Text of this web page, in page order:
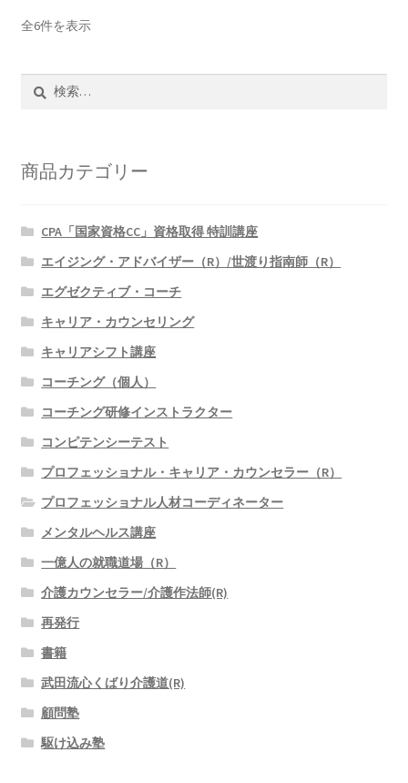
全6件を表示
商品カテゴリー
CPA「国家資格CC」資格取得 特訓講座
エイジング・アドバイザー（R）/世渡り指南師（R）
エグゼクティブ・コーチ
キャリア・カウンセリング
キャリアシフト講座
コーチング（個人）
コーチング研修インストラクター
コンピテンシーテスト
プロフェッショナル・キャリア・カウンセラー（R）
プロフェッショナル人材コーディネーター
メンタルヘルス講座
一億人の就職道場（R）
介護カウンセラー/介護作法師(R)
再発行
書籍
武田流心くばり介護道(R)
顧問塾
駆け込み塾